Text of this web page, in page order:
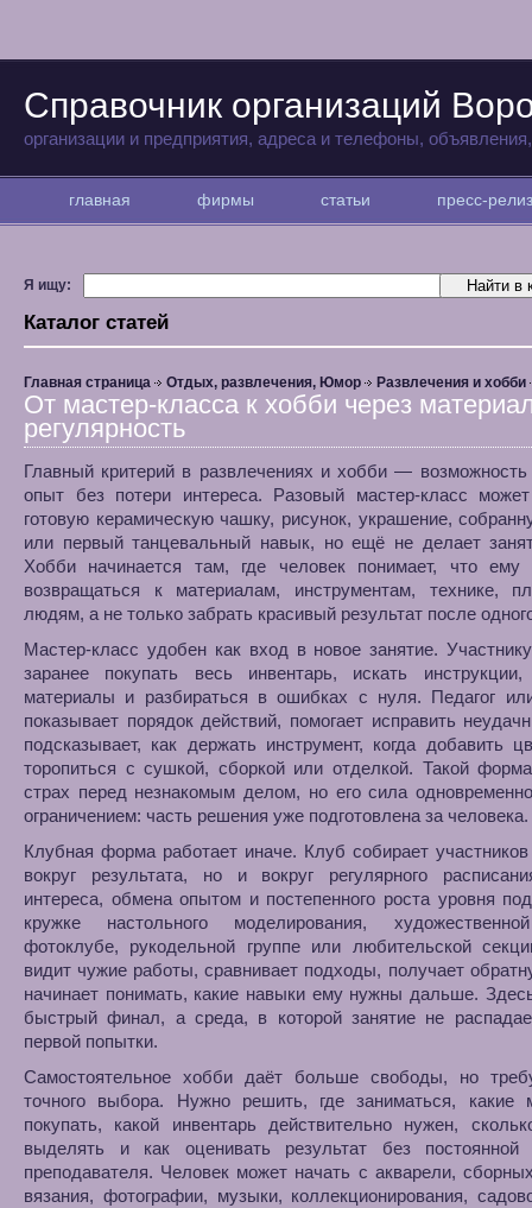
Справочник организаций
организации и предприятия, адреса и телефоны,
главная фирмы статьи пресс-
Я ищу:
Каталог статей
Главная страница Отдых, развлечения, Юмор Развлечения и хобби
От мастер-класса к хобби через
регулярность
Главный критерий в развлечениях и хобби — возможность
опыт без потери интереса. Разовый мастер-класс
готовую керамическую чашку, рисунок, украшение,
или первый танцевальный навык, но ещё не делает
Хобби начинается там, где человек понимает, что ему
возвращаться к материалам, инструментам, технике,
людям, а не только забрать красивый результат после
Мастер-класс удобен как вход в новое занятие.
заранее покупать весь инвентарь, искать
материалы и разбираться в ошибках с нуля. Педагог
показывает порядок действий, помогает исправить
подсказывает, как держать инструмент, когда добавить
торопиться с сушкой, сборкой или отделкой. Такой
страх перед незнакомым делом, но его сила
ограничением: часть решения уже подготовлена за человека.
Клубная форма работает иначе. Клуб собирает
вокруг результата, но и вокруг регулярного
интереса, обмена опытом и постепенного роста уровня
кружке настольного моделирования,
фотоклубе, рукодельной группе или любительской
видит чужие работы, сравнивает подходы, получает
начинает понимать, какие навыки ему нужны дальше.
быстрый финал, а среда, в которой занятие не
первой попытки.
Самостоятельное хобби даёт больше свободы, но
точного выбора. Нужно решить, где заниматься, какие
покупать, какой инвентарь действительно нужен,
выделять и как оценивать результат без постоянной
преподавателя. Человек может начать с акварели,
вязания, фотографии, музыки, коллекционирования,